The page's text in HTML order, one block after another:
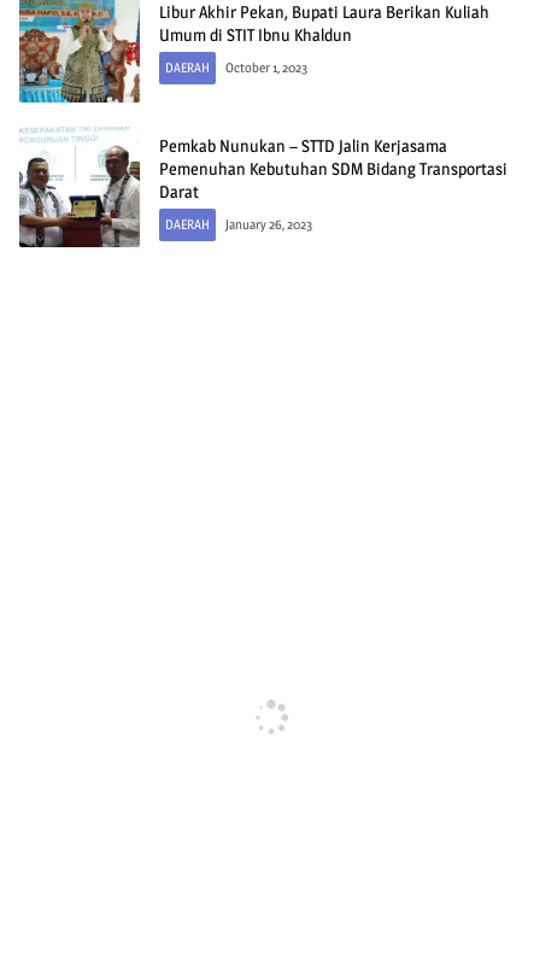
Libur Akhir Pekan, Bupati Laura Berikan Kuliah
Umum di STIT Ibnu Khaldun
DAERAH October 1, 2023
Pemkab Nunukan – STTD Jalin Kerjasama
Pemenuhan Kebutuhan SDM Bidang Transportasi
Darat
DAERAH January 26, 2023